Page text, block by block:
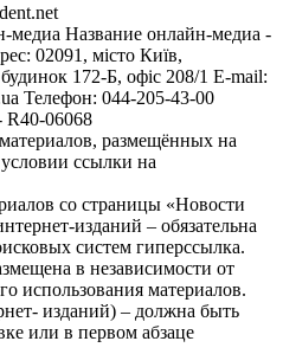
медиа Название онлайн-медиа -
02091, місто Київ,
172-Б, офіс 208/1 E-mail:
Телефон: 044-205-43-00
R40-06068
размещённых на
ссылки на
со страницы «Новости
изданий – обязательна
систем гиперссылка.
в независимости от
использования материалов.
изданий) – должна быть
или в первом абзаце